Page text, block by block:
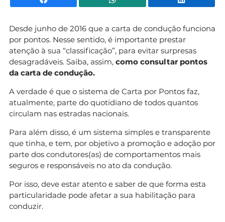
Desde junho de 2016 que a carta de condução funciona
por pontos. Nesse sentido, é importante prestar
atenção à sua “classificação”, para evitar surpresas
desagradáveis. Saiba, assim, como consultar pontos
da carta de condução.
A verdade é que o sistema de Carta por Pontos faz,
atualmente, parte do quotidiano de todos quantos
circulam nas estradas nacionais.
Para além disso, é um sistema simples e transparente
que tinha, e tem, por objetivo a promoção e adoção por
parte dos condutores(as) de comportamentos mais
seguros e responsáveis no ato da condução.
Por isso, deve estar atento e saber de que forma esta
particularidade pode afetar a sua habilitação para
conduzir.